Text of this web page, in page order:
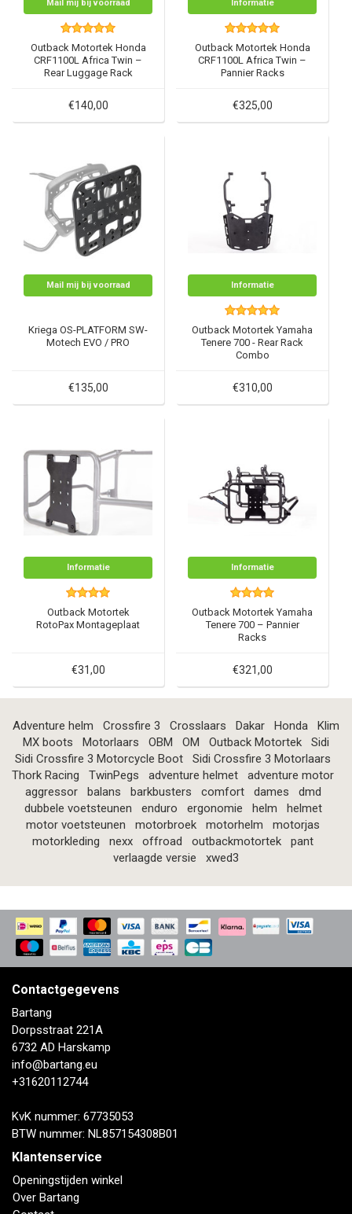
Mail mij bij voorraad
Outback Motortek Honda
CRF1100L Africa Twin –
Rear Luggage Rack
€140,00
Informatie
Outback Motortek Honda
CRF1100L Africa Twin –
Pannier Racks
€325,00
Mail mij bij voorraad
Kriega OS-PLATFORM SW-
Motech EVO / PRO
€135,00
Informatie
Outback Motortek Yamaha
Tenere 700 - Rear Rack
Combo
€310,00
Informatie
Outback Motortek
RotoPax Montageplaat
€31,00
Informatie
Outback Motortek Yamaha
Tenere 700 – Pannier
Racks
€321,00
Adventure helm Crossfire 3 Crosslaars Dakar Honda
Klim
MX boots
Motorlaars OBM OM Outback Motortek
Sidi
Sidi Crossfire 3 Motorcycle Boot
Sidi Crossfire 3 Motorlaars
Thork Racing
TwinPegs adventure helmet
adventure motor
aggressor
balans barkbusters comfort dames
dmd
dubbele voetsteunen
enduro ergonomie helm
helmet
motor voetsteunen
motorbroek motorhelm
motorjas
motorkleding
nexx offroad outbackmotortek
pant
verlaagde versie
xwed3
Contactgegevens
Bartang
Dorpsstraat 221A
6732 AD Harskamp
info@bartang.eu
+31620112744
KvK nummer: 67735053
BTW nummer: NL857154308B01
Klantenservice
Openingstijden winkel
Over Bartang